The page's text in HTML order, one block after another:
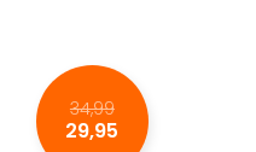
34,99
29,95